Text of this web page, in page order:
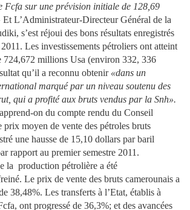
Fcfa sur une prévision initiale de 128,69
Et L’Administrateur-Directeur Général de la
s’est réjoui des bons résultats enregistrés
Les investissements pétroliers ont atteint
724,672 millions Usa (environ 332, 336
qu’il a reconnu obtenir «dans un
marqué par un niveau soutenu des
qui a profité aux bruts vendus par la Snh».
on du compte rendu du Conseil
prix moyen de vente des pétroles bruts
une hausse de 15,10 dollars par baril
rapport au premier semestre 2011.
la production pétrolière a été
Le prix de vente des bruts camerounais a
38,48%. Les transferts à l’Etat, établis à
ont progressé de 36,3%; et des avancées